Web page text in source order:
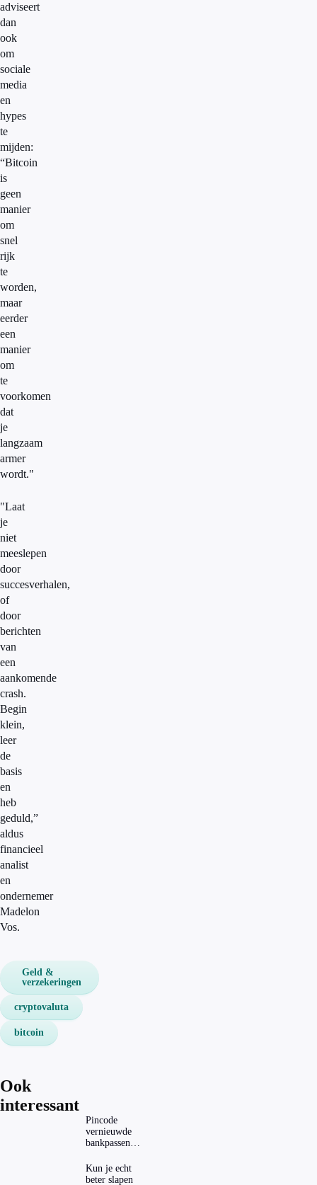
adviseert
dan
ook
om
sociale
media
en
hypes
te
mijden:
“Bitcoin
is
geen
manier
om
snel
rijk
te
worden,
maar
eerder
een
manier
om
te
voorkomen
dat
je
langzaam
armer
wordt."
"Laat
je
niet
meeslepen
door
succesverhalen,
of
door
berichten
van
een
aankomende
crash.
Begin
klein,
leer
de
basis
en
heb
geduld,”
aldus
financieel
analist
en
ondernemer
Madelon
Vos.
Geld &
verzekeringen
cryptovaluta
bitcoin
Ook
interessant
Pincode
vernieuwde
bankpassen
ING-app: is dat
wel veilig?
Kun je echt
beter slapen